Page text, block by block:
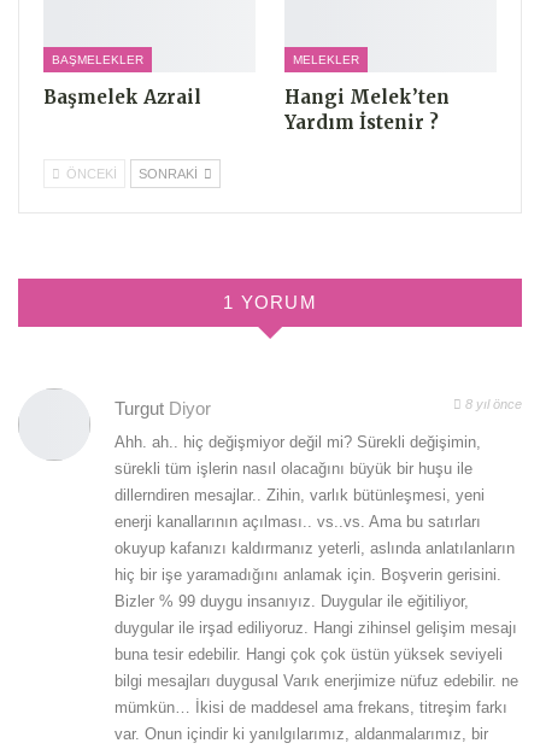
BAŞMELEKLER
Başmelek Azrail
MELEKLER
Hangi Melek’ten
Yardım İstenir ?
ÖNCEKI SONRAKI
1 YORUM
Turgut Diyor 8 yıl önce
Ahh. ah.. hiç değişmiyor değil mi? Sürekli değişimin,
sürekli tüm işlerin nasıl olacağını büyük bir huşu ile
dillerndiren mesajlar.. Zihin, varlık bütünleşmesi, yeni
enerji kanallarının açılması.. vs..vs. Ama bu satırları
okuyup kafanızı kaldırmanız yeterli, aslında anlatılanların
hiç bir işe yaramadığını anlamak için. Boşverin gerisini.
Bizler % 99 duygu insanıyız. Duygular ile eğitiliyor,
duygular ile irşad ediliyoruz. Hangi zihinsel gelişim mesajı
buna tesir edebilir. Hangi çok çok üstün yüksek seviyeli
bilgi mesajları duygusal Varık enerjimize nüfuz edebilir. ne
mümkün… İkisi de maddesel ama frekans, titreşim farkı
var. Onun içindir ki yanılgılarımız, aldanmalarımız, bir